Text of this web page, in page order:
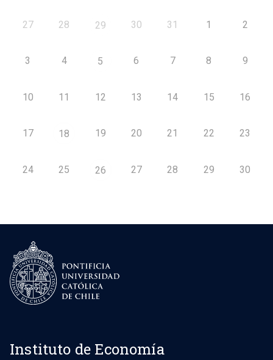
27 28 29 30 31 1 2
3 4 5 6 7 8 9
10 11 12 13 14 15 16
17 18 19 20 21 22 23
24 25 26 27 28 29 30
Instituto de Economía